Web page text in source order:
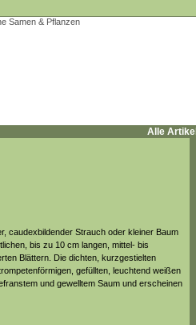
Alle Artikel
caudexbildender Strauch oder kleiner Baum
bis zu 10 cm langen, mittel- bis
Blättern. Die dichten, kurzgestielten
gefüllten, leuchtend weißen
und gewelltem Saum und erscheinen